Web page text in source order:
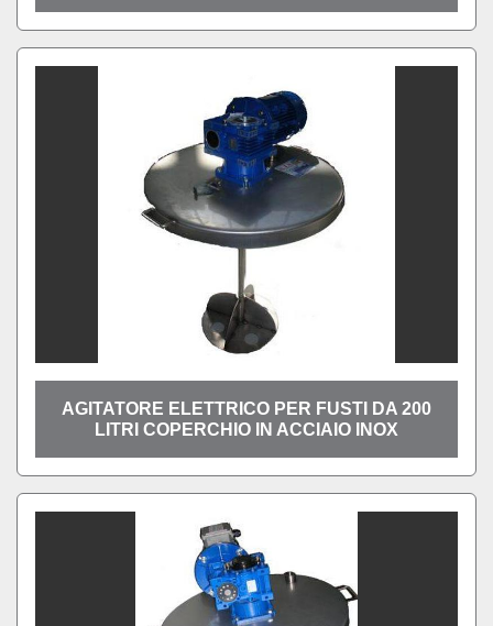
AGITATORE ELETTRICO PER FUSTI DA 200
LITRI COPERCHIO IN ACCIAIO INOX